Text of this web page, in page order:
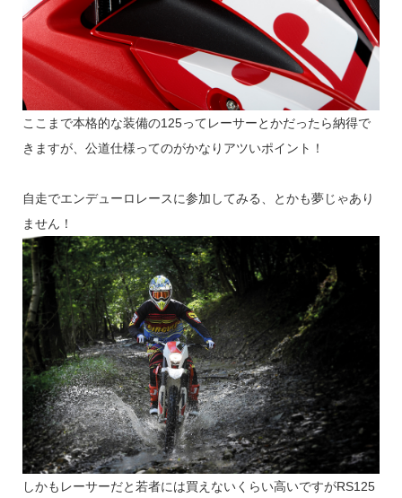
ここまで本格的な装備の125ってレーサーとかだったら納得で
きますが、公道仕様ってのがかなりアツいポイント！
自走でエンデューロレースに参加してみる、とかも夢じゃあり
ません！
しかもレーサーだと若者には買えないくらい高いですがRS125